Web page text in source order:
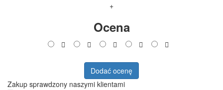
+
Ocena
Dodać ocenę
Zakup sprawdzony naszymi klientami